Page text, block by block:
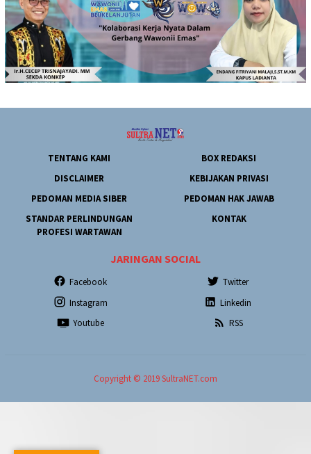
TENTANG KAMI
BOX REDAKSI
DISCLAIMER
KEBIJAKAN PRIVASI
PEDOMAN MEDIA SIBER
PEDOMAN HAK JAWAB
STANDAR PERLINDUNGAN
PROFESI WARTAWAN
KONTAK
JARINGAN SOCIAL
Facebook
Twitter
Instagram
Linkedin
Youtube
RSS
Copyright © 2019 SultraNET.com